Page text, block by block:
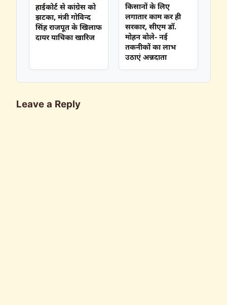
हाईकोर्ट से कांग्रेस को
झटका, मंत्री गोविन्द
सिंह राजपूत के खिलाफ
दायर याचिका खारिज
किसानों के लिए
लगातार काम कर ही
सरकार, सीएम डॉ.
मोहन बोले- नई
तकनीकों का लाभ
उठाएं अन्नदाता
Leave a Reply